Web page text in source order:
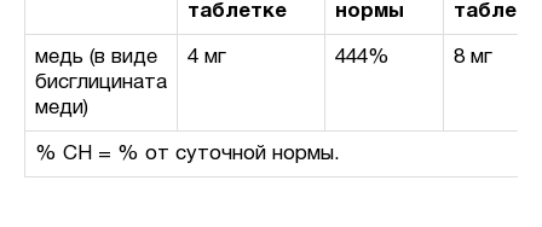
таблетке
нормы
медь (в виде
бисглицината
меди)
4 мг 444% 8 мг
% СН = % от суточной нормы.